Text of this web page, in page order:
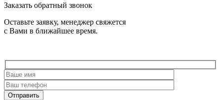
Заказать обратный звонок
Оставьте заявку, менеджер свяжется
с Вами в ближайшее время.
Отправить